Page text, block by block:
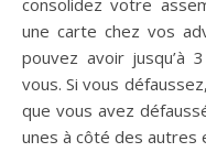
consolidez votre
une carte chez vos
pouvez avoir jusqu’à
vous. Si vous
que vous avez
unes à côté des autres